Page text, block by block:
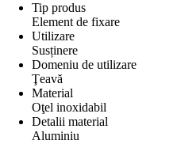
Tip produs
Element de fixare
Utilizare
Susținere
Domeniu de utilizare
Ţeavă
Material
Oţel inoxidabil
Detalii material
Aluminiu